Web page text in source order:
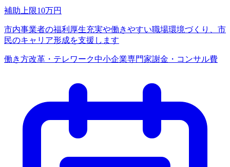
補助上限10万円
市内事業者の福利厚生充実や働きやすい職場環境づくり、市
民のキャリア形成を支援します
働き方改革・テレワーク中小企業専門家謝金・コンサル費